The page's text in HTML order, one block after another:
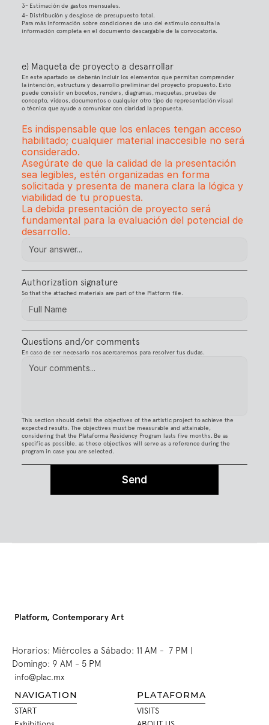
3- Estimación de gastos mensuales.
4- Distribución y desglose de presupuesto total.
Para más información sobre condiciones de uso del estímulo consulta la
información completa en el documento descargable de la convocatoria.
e) Maqueta de proyecto a desarrollar
En este apartado se deberán incluir los elementos que permitan comprender
la intención, estructura y desarrollo preliminar del proyecto propuesto. Esto
puede consistir en bocetos, renders, diagramas, maquetas, pruebas de
concepto, videos, documentos o cualquier otro tipo de representación visual
o técnica que ayude a comunicar con claridad la propuesta.
Es indispensable que los enlaces tengan acceso
habilitado; cualquier material inaccesible no será
considerado.
Asegúrate de que la calidad de la presentación
sea legibles, estén organizadas en forma
solicitada y presenta de manera clara la lógica y
viabilidad de tu propuesta.
La debida presentación de proyecto será
fundamental para la evaluación del potencial de
desarrollo.
Authorization signature
So that the attached materials are part of the Platform file.
Questions and/or comments
En caso de ser necesario nos acercaremos para resolver tus dudas.
This section should detail the objectives of the artistic project to achieve the
expected results. The objectives must be measurable and attainable,
considering that the Plataforma Residency Program lasts five months. Be as
specific as possible, as these objectives will serve as a reference during the
program in case you are selected.
Send
Platform, Contemporary Art
Horarios: Miércoles a Sábado: 11 AM -  7 PM |
Domingo: 9 AM - 5 PM
info@plac.mx
INFO@PLAC.MX
NAVIGATION
START
START
PLATAFORMA
VISITS
VISITS